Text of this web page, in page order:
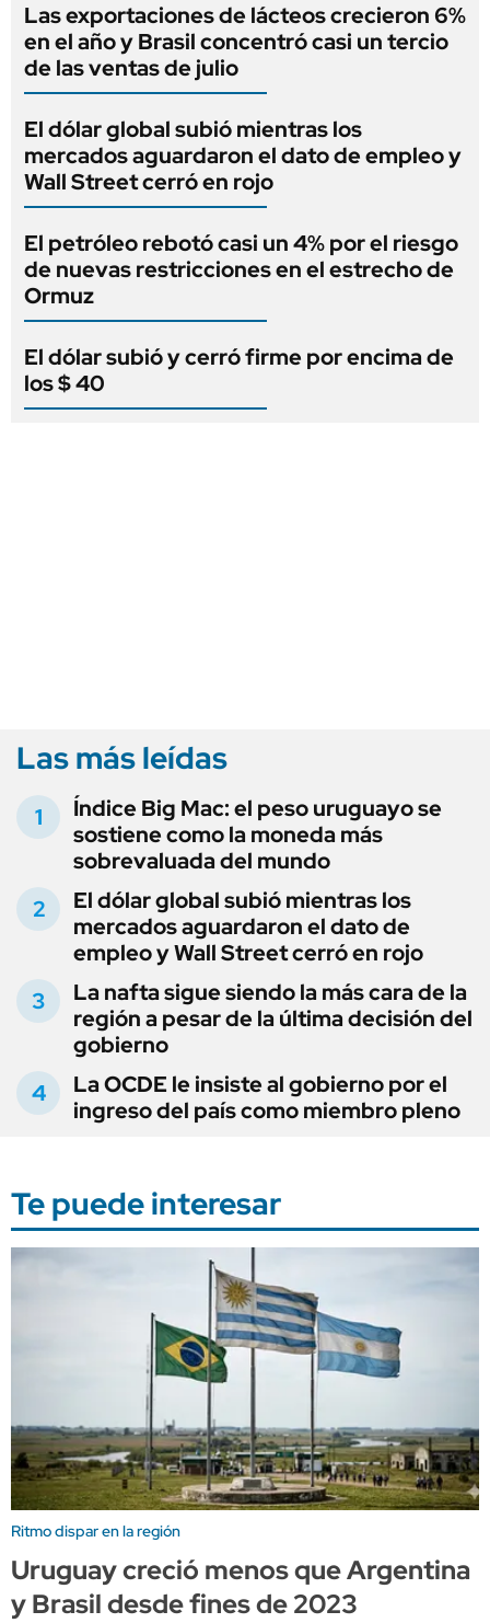
Las exportaciones de lácteos crecieron 6%
en el año y Brasil concentró casi un tercio
de las ventas de julio
El dólar global subió mientras los
mercados aguardaron el dato de empleo y
Wall Street cerró en rojo
El petróleo rebotó casi un 4% por el riesgo
de nuevas restricciones en el estrecho de
Ormuz
El dólar subió y cerró firme por encima de
los $ 40
Las más leídas
Índice Big Mac: el peso uruguayo se
sostiene como la moneda más
sobrevaluada del mundo
El dólar global subió mientras los
mercados aguardaron el dato de
empleo y Wall Street cerró en rojo
La nafta sigue siendo la más cara de la
región a pesar de la última decisión del
gobierno
La OCDE le insiste al gobierno por el
ingreso del país como miembro pleno
Te puede interesar
Ritmo dispar en la región
Uruguay creció menos que Argentina
y Brasil desde fines de 2023